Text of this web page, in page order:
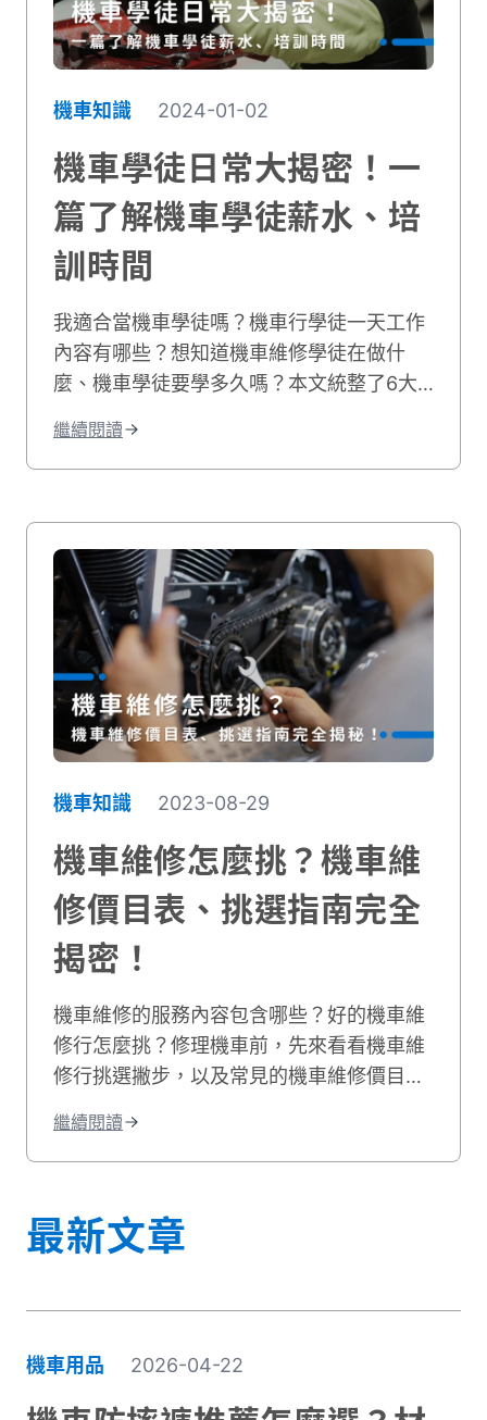
機車知識 2024-01-02
機車學徒日常大揭密！一
篇了解機車學徒薪水、培
訓時間
我適合當機車學徒嗎？機車行學徒一天工作
內容有哪些？想知道機車維修學徒在做什
麼、機車學徒要學多久嗎？本文統整了6大
機車學徒薪水，最後也附上相關職缺給想學
修機車的你！
繼續閱讀
機車知識 2023-08-29
機車維修怎麼挑？機車維
修價目表、挑選指南完全
揭密！
機車維修的服務內容包含哪些？好的機車維
修行怎麼挑？修理機車前，先來看看機車維
修行挑選撇步，以及常見的機車維修價目
你！
繼續閱讀
最新文章
機車用品 2026-04-22